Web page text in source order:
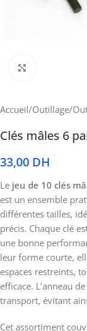
Accueil/Outillage/
Clés mâles 6
33,00 DH
Le jeu de 10 clés
est un ensemble
différentes tailles,
précis. Chaque clé
une bonne
leur forme courte,
espaces restreints,
efficace. L’anneau
transport, évitant
Cet assortiment